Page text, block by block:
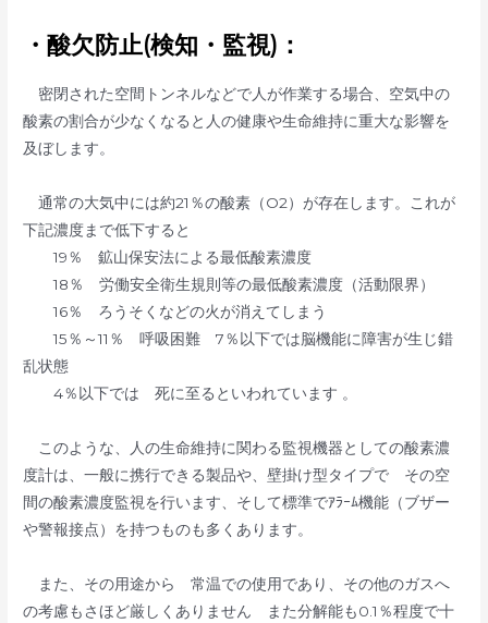
・酸欠防止(検知・監視)：
密閉された空間トンネルなどで人が作業する場合、空気中の
酸素の割合が少なくなると人の健康や生命維持に重大な影響を
及ぼします。
通常の大気中には約21％の酸素（O2）が存在します。これが
下記濃度まで低下すると
19％ 鉱山保安法による最低酸素濃度
18％ 労働安全衛生規則等の最低酸素濃度（活動限界）
16％ ろうそくなどの火が消えてしまう
15％～11％ 呼吸困難 7％以下では脳機能に障害が生じ錯
乱状態
4％以下では 死に至るといわれています 。
このような、人の生命維持に関わる監視機器としての酸素濃
度計は、一般に携行できる製品や、壁掛け型タイプで その空
間の酸素濃度監視を行います、そして標準でｱﾗｰﾑ機能（ブザー
や警報接点）を持つものも多くあります。
また、その用途から 常温での使用であり、その他のガスへ
の考慮もさほど厳しくありません また分解能も0.1％程度で十